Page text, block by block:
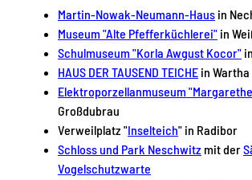
Martin-Nowak-Neumann-Haus in
Museum "Alte Pfefferküchlerei" in
Schulmuseum "Korla Awgust Kocor"
HAUS DER TAUSEND TEICHE in Wartha
Elektroporzellanmuseum
Großdubrau
Verweilplatz "Inselteich" in Radibor
Schloss und Park Neschwitz mit der
Vogelschutzwarte